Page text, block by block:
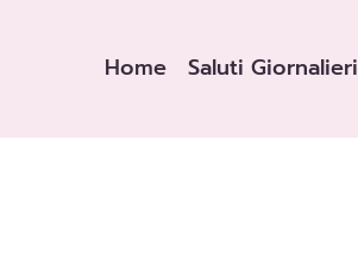
Home Saluti Giornalieri